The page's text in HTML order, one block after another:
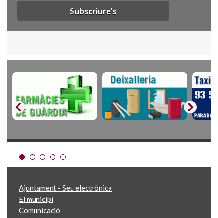
Subscriure's
Ajuntament - Seu electrònica
El municipi
Comunicació